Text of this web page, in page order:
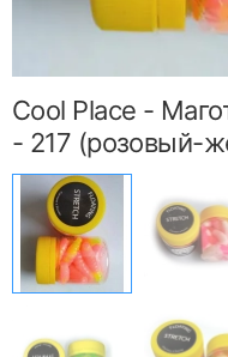
Cool Place -
- 217 (розовый-